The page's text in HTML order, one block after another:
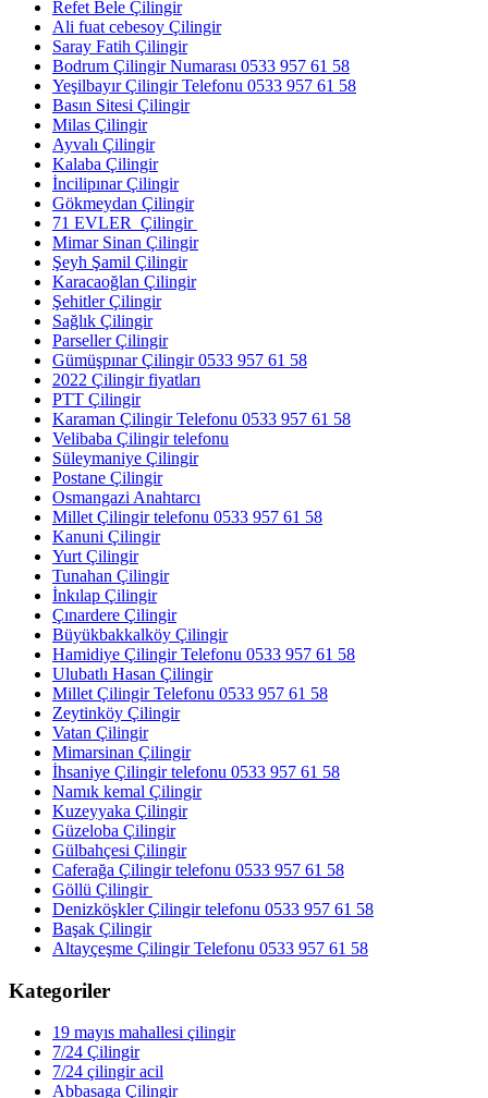
Refet Bele Çilingir
Ali fuat cebesoy Çilingir
Saray Fatih Çilingir
Bodrum Çilingir Numarası 0533 957 61 58
Yeşilbayır Çilingir Telefonu 0533 957 61 58
Basın Sitesi Çilingir
Milas Çilingir
Ayvalı Çilingir
Kalaba Çilingir
İncilipınar Çilingir
Gökmeydan Çilingir
71 EVLER Çilingir
Mimar Sinan Çilingir
Şeyh Şamil Çilingir
Karacaoğlan Çilingir
Şehitler Çilingir
Sağlık Çilingir
Parseller Çilingir
Gümüşpınar Çilingir 0533 957 61 58
2022 Çilingir fiyatları
PTT Çilingir
Karaman Çilingir Telefonu 0533 957 61 58
Velibaba Çilingir telefonu
Süleymaniye Çilingir
Postane Çilingir
Osmangazi Anahtarcı
Millet Çilingir telefonu 0533 957 61 58
Kanuni Çilingir
Yurt Çilingir
Tunahan Çilingir
İnkılap Çilingir
Çınardere Çilingir
Büyükbakkalköy Çilingir
Hamidiye Çilingir Telefonu 0533 957 61 58
Ulubatlı Hasan Çilingir
Millet Çilingir Telefonu 0533 957 61 58
Zeytinköy Çilingir
Vatan Çilingir
Mimarsinan Çilingir
İhsaniye Çilingir telefonu 0533 957 61 58
Namık kemal Çilingir
Kuzeyyaka Çilingir
Güzeloba Çilingir
Gülbahçesi Çilingir
Caferağa Çilingir telefonu 0533 957 61 58
Göllü Çilingir
Denizköşkler Çilingir telefonu 0533 957 61 58
Başak Çilingir
Altayçeşme Çilingir Telefonu 0533 957 61 58
Kategoriler
19 mayıs mahallesi çilingir
7/24 Çilingir
7/24 çilingir acil
Abbasaga Çilingir